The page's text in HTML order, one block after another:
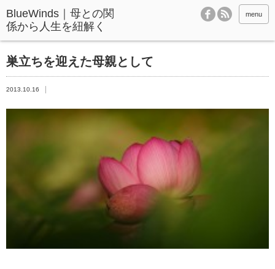
BlueWinds｜母との関
係から人生を紐解く
menu
巣立ちを迎えた母親として
2013.10.16